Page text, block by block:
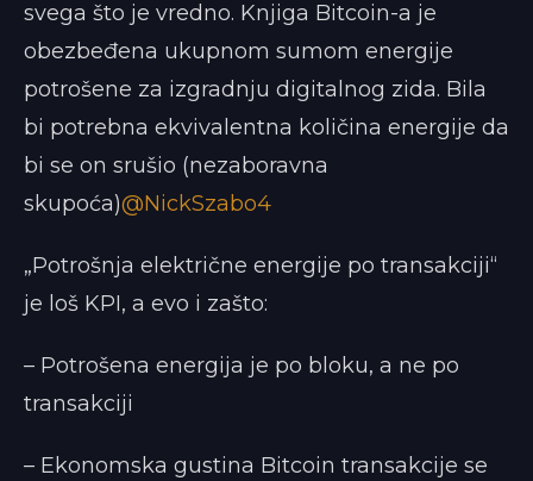
svega što je vredno. Knjiga Bitcoin-a je
obezbeđena ukupnom sumom energije
potrošene za izgradnju digitalnog zida. Bila
bi potrebna ekvivalentna količina energije da
bi se on srušio (nezaboravna
skupoća)@NickSzabo4
„Potrošnja električne energije po transakciji“
je loš KPI, a evo i zašto:
– Potrošena energija je po bloku, a ne po
transakciji
– Ekonomska gustina Bitcoin transakcije se